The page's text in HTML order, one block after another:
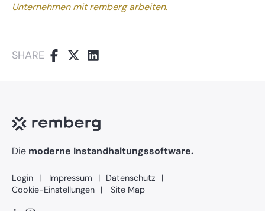
Unternehmen mit remberg arbeiten.
SHARE
Die moderne Instandhaltungssoftware.
Login Impressum
Datenschutz
Cookie-Einstellungen
Site Map